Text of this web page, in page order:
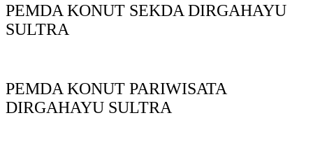
PEMDA KONUT SEKDA DIRGAHAYU
SULTRA
PEMDA KONUT PARIWISATA
DIRGAHAYU SULTRA